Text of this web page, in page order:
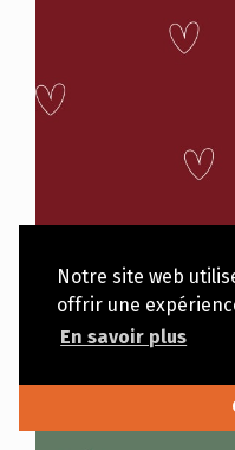
Notre site web
offrir une
En savoir plus